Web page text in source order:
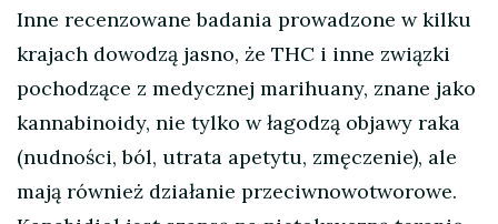
Inne recenzowane badania prowadzone w kilku
krajach dowodzą jasno, że THC i inne związki
pochodzące z medycznej marihuany, znane jako
kannabinoidy, nie tylko w łagodzą objawy raka
(nudności, ból, utrata apetytu, zmęczenie), ale
mają również działanie przeciwnowotworowe.